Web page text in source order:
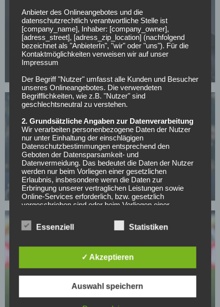
2. BUNDESLIGA
Hannover 96: Becker rückt in den Fokus für den
Boss-Posten
HANNOVER 96
Hannover 96 vor Entscheidung: Zukunft von
Abwehrspieler hängt am Aufstieg
09.04.2026
HANNOVER 96
Hannover 96 könnte Wechsel bereuen: Stürmer
dreht beim Konkurrenten auf
Anbieter des Onlineangebotes und die
datenschutzrechtlich verantwortliche Stelle ist
[company_name], Inhaber: [company_owner],
[adress_street], [adress_zip_location] (nachfolgend
bezeichnet als "AnbieterIn", "wir" oder "uns"). Für die
Kontaktmöglichkeiten verweisen wir auf unser
Impressum
Der Begriff "Nutzer" umfasst alle Kunden und Besucher
unseres Onlineangebotes. Die verwendeten
Begrifflichkeiten, wie z.B. "Nutzer" sind
geschlechtsneutral zu verstehen.
2. Grundsätzliche Angaben zur Datenverarbeitung
Wir verarbeiten personenbezogene Daten der Nutzer
nur unter Einhaltung der einschlägigen
Datenschutzbestimmungen entsprechend den
Geboten der Datensparsamkeit- und
Datenvermeidung. Das bedeutet die Daten der Nutzer
werden nur beim Vorliegen einer gesetzlichen
Erlaubnis, insbesondere wenn die Daten zur
Erbringung unserer vertraglichen Leistungen sowie
Online-Services erforderlich, bzw. gesetzlich
vorgeschrieben sind oder beim Vorliegen einer
Wir treffen organisatorische, vertragliche und
Stand der Technik, um sicher zu stellen, dass die
Vorschriften der Datenschutzgesetze eingehalten
werden und um damit die durch uns verarbeiteten
Zugriff unberechtigter Personen zu schützen.
Sofern im Rahmen dieser Datenschutzerklärung
Essenziell Statistiken
✓ Akzeptieren
Auswahl speichern